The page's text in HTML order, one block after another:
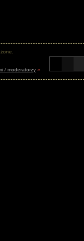
/ moderatorzy »